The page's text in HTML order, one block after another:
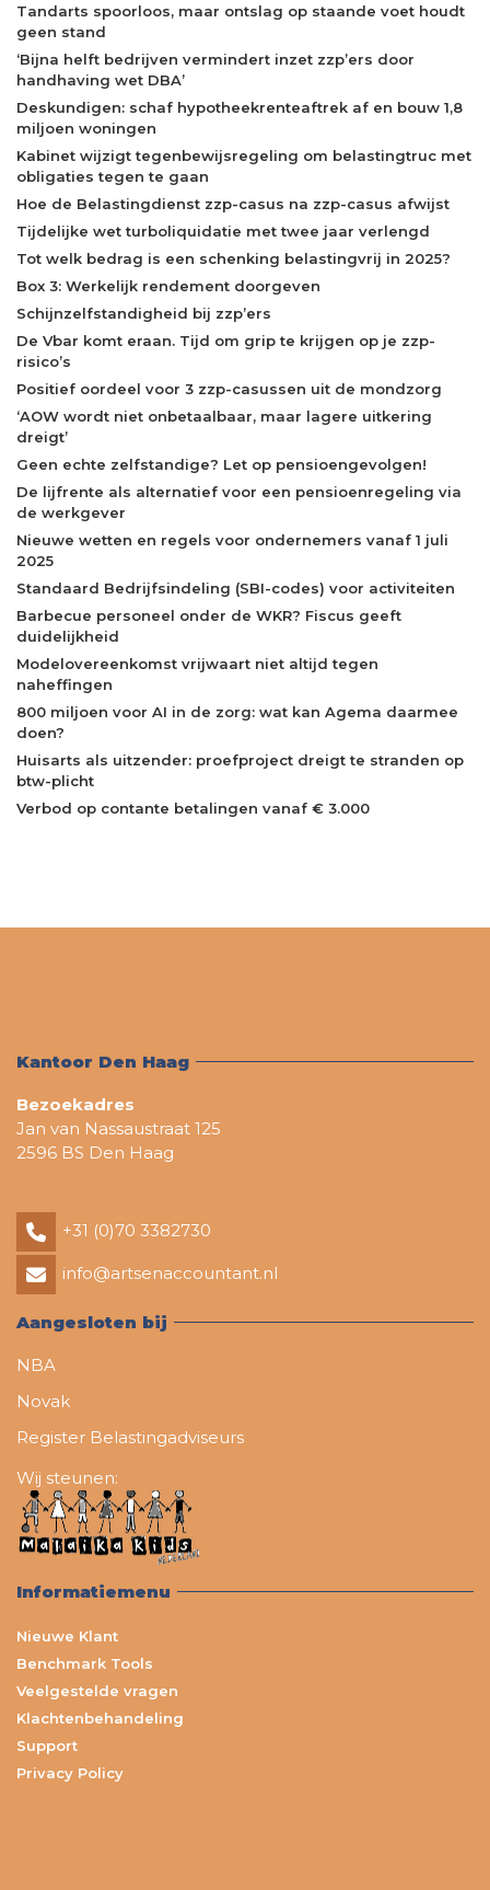
Tandarts spoorloos, maar ontslag op staande voet houdt
geen stand
‘Bijna helft bedrijven vermindert inzet zzp’ers door
handhaving wet DBA’
Deskundigen: schaf hypotheekrenteaftrek af en bouw 1,8
miljoen woningen
Kabinet wijzigt tegenbewijsregeling om belastingtruc met
obligaties tegen te gaan
Hoe de Belastingdienst zzp-casus na zzp-casus afwijst
Tijdelijke wet turboliquidatie met twee jaar verlengd
Tot welk bedrag is een schenking belastingvrij in 2025?
Box 3: Werkelijk rendement doorgeven
Schijnzelfstandigheid bij zzp’ers
De Vbar komt eraan. Tijd om grip te krijgen op je zzp-
risico’s
Positief oordeel voor 3 zzp-casussen uit de mondzorg
‘AOW wordt niet onbetaalbaar, maar lagere uitkering
dreigt’
Geen echte zelfstandige? Let op pensioengevolgen!
De lijfrente als alternatief voor een pensioenregeling via
de werkgever
Nieuwe wetten en regels voor ondernemers vanaf 1 juli
2025
Standaard Bedrijfsindeling (SBI-codes) voor activiteiten
Barbecue personeel onder de WKR? Fiscus geeft
duidelijkheid
Modelovereenkomst vrijwaart niet altijd tegen
naheffingen
800 miljoen voor AI in de zorg: wat kan Agema daarmee
doen?
Huisarts als uitzender: proefproject dreigt te stranden op
btw-plicht
Verbod op contante betalingen vanaf € 3.000
Kantoor Den Haag
Bezoekadres
Jan van Nassaustraat 125
2596 BS Den Haag
+31 (0)70 3382730
info@artsenaccountant.nl
Aangesloten bij
NBA
Novak
Register Belastingadviseurs
Wij steunen:
Informatiemenu
Nieuwe Klant
Benchmark Tools
Veelgestelde vragen
Klachtenbehandeling
Support
Privacy Policy